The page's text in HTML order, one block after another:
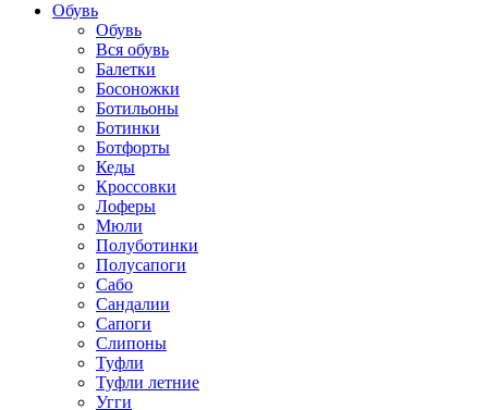
Обувь
Обувь
Вся обувь
Балетки
Босоножки
Ботильоны
Ботинки
Ботфорты
Кеды
Кроссовки
Лоферы
Мюли
Полуботинки
Полусапоги
Сабо
Сандалии
Сапоги
Слипоны
Туфли
Туфли летние
Угги